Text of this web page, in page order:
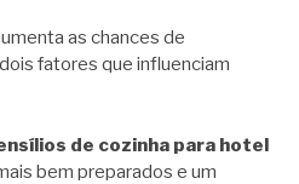
as chances de
fatores que influenciam
de cozinha para hotel
bem preparados e um